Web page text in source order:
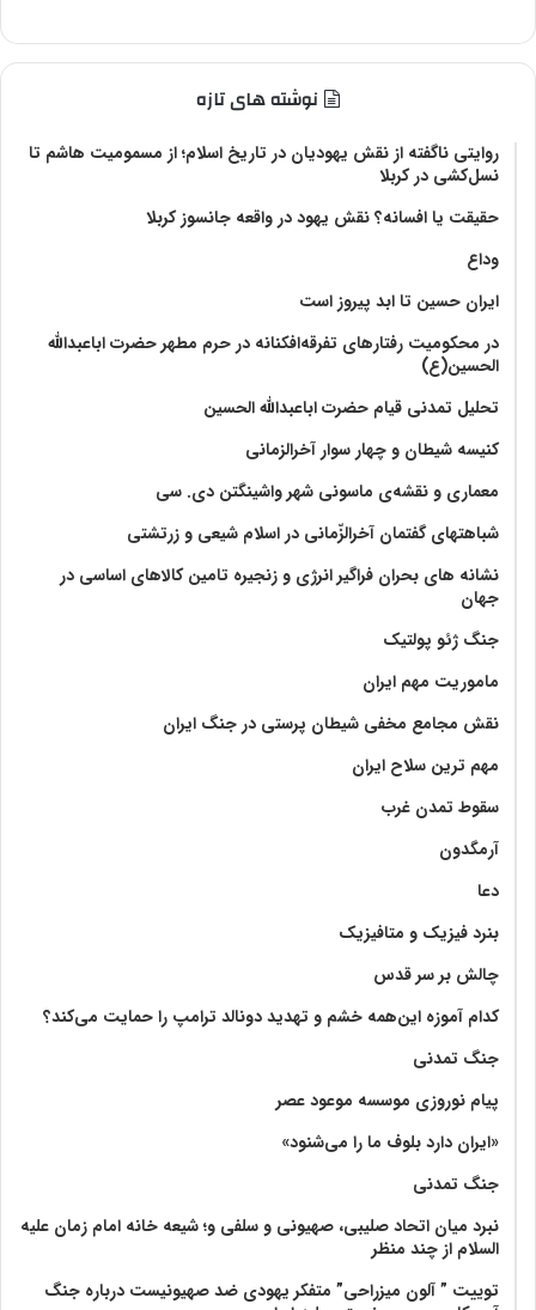
نوشته های تازه
روایتی ناگفته از نقش یهودیان در تاریخ اسلام؛ از مسمومیت هاشم تا
نسل‌کشی در کربلا
حقیقت یا افسانه؟‌ نقش یهود در واقعه جانسوز کربلا
وداع
ایران حسین تا ابد پیروز است
در محکومیت رفتارهای تفرقه‌افکنانه در حرم مطهر حضرت اباعبدالله
الحسین(ع)
تحلیل تمدنی قیام حضرت اباعبدالله الحسین
کنیسه شیطان و چهار سوار آخرالزمانی
معماری و نقشه‌ی ماسونی شهر واشينگتن دی. سی
شباهتهای گفتمان آخر‌الزّمانی در اسلام شیعی و زرتشتی
نشانه های بحران فراگیر انرژی و زنجیره تامین کالاهای اساسی در
جهان
جنگ ژئو پولتیک
ماموریت مهم ایران
نقش مجامع مخفی شیطان پرستی در جنگ ایران
مهم ترین سلاح ایران
سقوط تمدن غرب
آرمگدون
دعا
بنرد فیزیک و متافیزیک
چالش بر سر قدس
کدام آموزه این‌همه خشم و تهدید دونالد ترامپ را حمایت می‌کند؟
جنگ تمدنی
پیام نوروزی موسسه موعود عصر
«ایران دارد بلوف ما را می‌شنود»
جنگ تمدنی
نبرد میان اتحاد صلیبی، صهیونی و سلفی و؛ شیعه خانه امام زمان علیه
السلام از چند منظر
توییت ” آلون میزراحی” متفکر یهودی ضد صهیونیست درباره جنگ